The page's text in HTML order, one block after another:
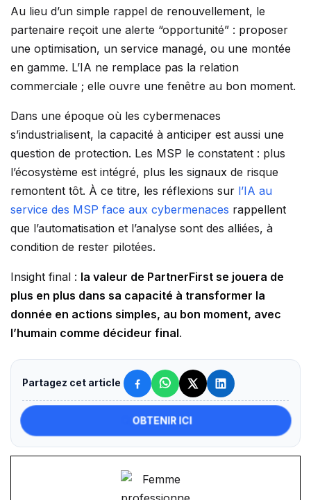
Au lieu d’un simple rappel de renouvellement, le
partenaire reçoit une alerte “opportunité” : proposer
une optimisation, un service managé, ou une montée
en gamme. L’IA ne remplace pas la relation
commerciale ; elle ouvre une fenêtre au bon moment.
Dans une époque où les cybermenaces
s’industrialisent, la capacité à anticiper est aussi une
question de protection. Les MSP le constatent : plus
l’écosystème est intégré, plus les signaux de risque
remontent tôt. À ce titre, les réflexions sur l’IA au
service des MSP face aux cybermenaces rappellent
que l’automatisation et l’analyse sont des alliées, à
condition de rester pilotées.
Insight final : la valeur de PartnerFirst se jouera de
plus en plus dans sa capacité à transformer la
donnée en actions simples, au bon moment, avec
l’humain comme décideur final.
Partagez cet article
OBTENIR ICI